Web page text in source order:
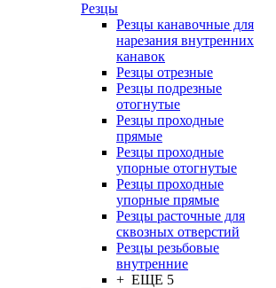
Резцы
Резцы канавочные для
нарезания внутренних
канавок
Резцы отрезные
Резцы подрезные
отогнутые
Резцы проходные
прямые
Резцы проходные
упорные отогнутые
Резцы проходные
упорные прямые
Резцы расточные для
сквозных отверстий
Резцы резьбовые
внутренние
+ ЕЩЕ 5